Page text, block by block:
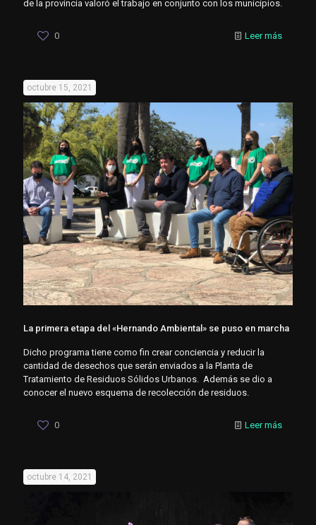
de la provincia valoró el trabajo en conjunto con los municipios.
0 Leer más
octubre 15, 2021
La primera etapa del «Hernando Ambiental» se puso en marcha
Dicho programa tiene como fin crear conciencia y reducir la
cantidad de desechos que serán enviados a la Planta de
Tratamiento de Residuos Sólidos Urbanos. Además se dio a
conocer el nuevo esquema de recolección de residuos.
0 Leer más
octubre 14, 2021